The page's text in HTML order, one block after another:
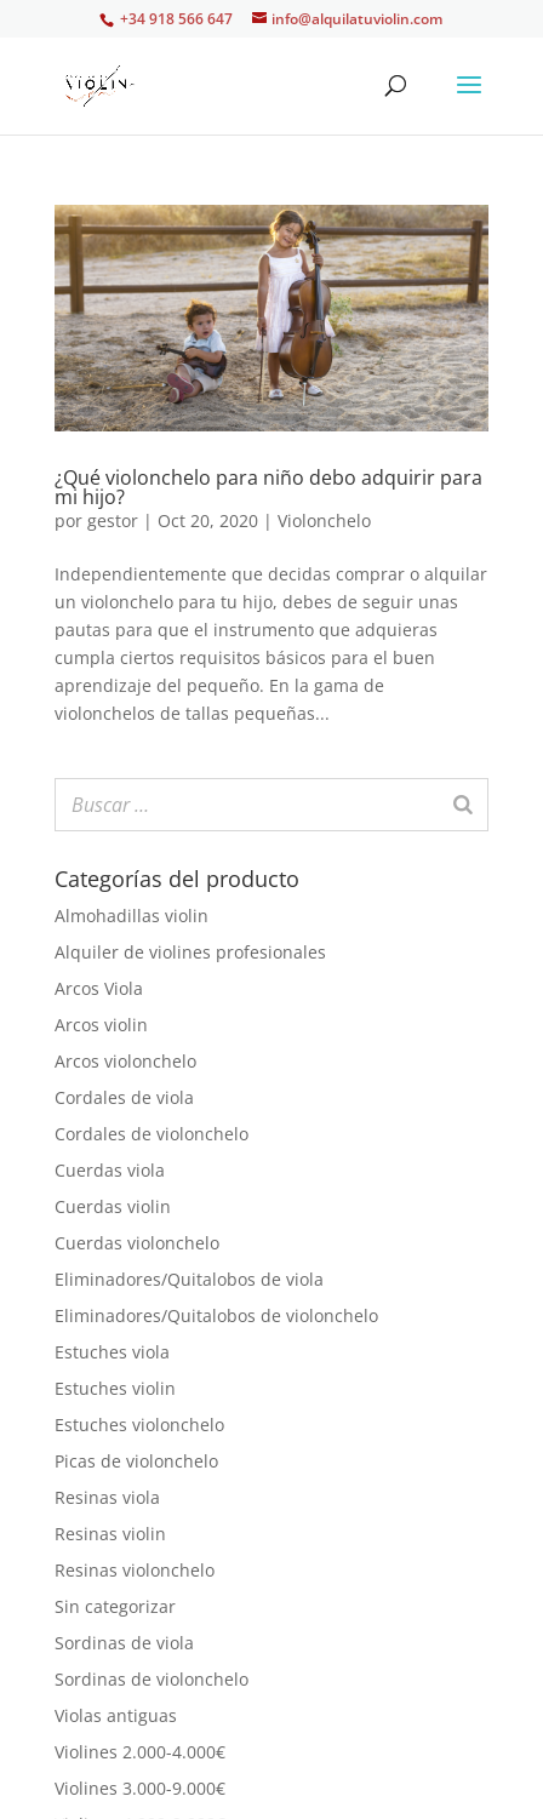
+34 918 566 647 info@alquilatuviolin.com
¿Qué violonchelo para niño debo adquirir para
mi hijo?
por gestor| Oct 20, 2020| Violonchelo
Independientemente que decidas comprar o alquilar
un violonchelo para tu hijo, debes de seguir unas
pautas para que el instrumento que adquieras
cumpla ciertos requisitos básicos para el buen
aprendizaje del pequeño. En la gama de
violonchelos de tallas pequeñas...
Categorías del producto
Almohadillas violin
Alquiler de violines profesionales
Arcos Viola
Arcos violin
Arcos violonchelo
Cordales de viola
Cordales de violonchelo
Cuerdas viola
Cuerdas violin
Cuerdas violonchelo
Eliminadores/Quitalobos de viola
Eliminadores/Quitalobos de violonchelo
Estuches viola
Estuches violin
Estuches violonchelo
Picas de violonchelo
Resinas viola
Resinas violin
Resinas violonchelo
Sin categorizar
Sordinas de viola
Sordinas de violonchelo
Violas antiguas
Violines 2.000-4.000€
Violines 3.000-9.000€